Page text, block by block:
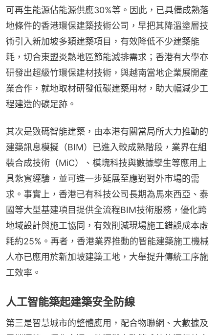
可再生能源佔能源供應30%等。因此，已具備成熟落
地條件的香港環保建築技術公司，早把其降溫塗層技
術引入新加坡多類建築項目，有效降低不少建築能
耗，切合東盟炎熱地區節能減排需求；香港有大學亦
研發出超級竹環保建材技術，與越南當地企業展開產
業合作，就地取材研發低碳建築用材，助大幅減少工
程建造的碳足跡。
其次是數碼智能建築，由本港有關當局所大力推動的
建築訊息模擬（BIM）已進入較成熟階段，業界在組
裝合成技術（MiC）、模塊科技與數據孿生等應用上
具紮實經驗，並可進一步延展至應對對外市場的需
求。事實上，香港已有科技公司長期為馬來西亞、泰
國等大型基建項目提供全流程BIM技術服務，優化跨
地域設計與施工協同，有效削減現場施工錯誤成本虛
耗約25%。再者，香港業界推動的智能建築施工機械
人亦已應用於新加坡建築工地，大舉提升傳統工序施
工效率。
人工智能築起建築安全防線
第三是智慧城市的整體應用，配合物聯網、大數據及